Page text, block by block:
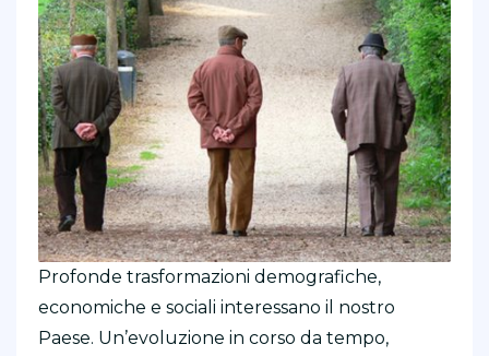
Profonde trasformazioni demografiche,
economiche e sociali interessano il nostro
Paese. Un’evoluzione in corso da tempo,